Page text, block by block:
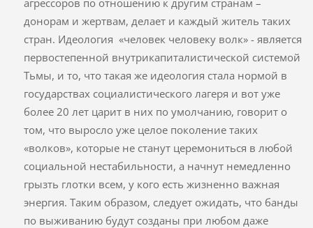
донорам и жертвам, делает и каждый житель таких
стран. Идеология «человек человеку волк» - является
первостепенной внутрикапиталистической системой
Тьмы, и то, что такая же идеология стала нормой в
государствах социалистического лагеря и вот уже
более 20 лет царит в них по умолчанию, говорит о
том, что выросло уже целое поколение таких
«волков», которые не станут церемониться в любой
социальной нестабильности, а начнут немедленно
грызть глотки всем, у кого есть жизненно важная
энергия. Таким образом, следует ожидать, что банды
по выживанию будут созданы при любом даже